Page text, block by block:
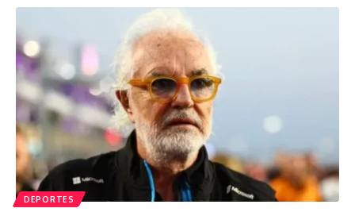
DEPORTES